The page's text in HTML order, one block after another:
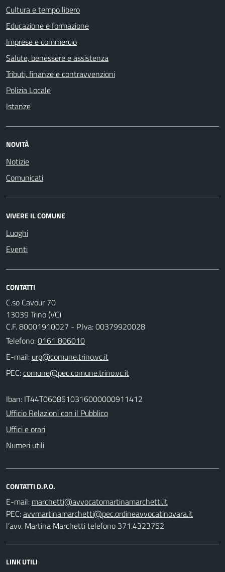
Cultura e tempo libero
Educazione e formazione
Imprese e commercio
Salute, benessere e assistenza
Tributi, finanze e contravvenzioni
Polizia Locale
Istanze
NOVITÀ
Notizie
Comunicati
VIVERE IL COMUNE
Luoghi
Eventi
CONTATTI
C.so Cavour 70
13039 Trino (VC)
C.F. 80001910027 - P.Iva: 00379920028
Telefono:0161 806010
E-mail:
PEC:
Iban: IT44T0608510316000000911412
Ufficio Relazioni con il Pubblico
Uffici e orari
Numeri utili
CONTATTI D.P.O.
E-mail:
PEC:
l’avv. Martina Marchetti telefono 371.4323752
LINK UTILI